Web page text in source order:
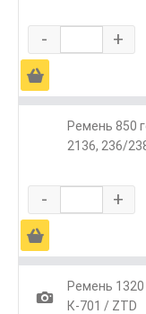
- +
Ä
Ремень 850
2136, 236/
- +
Ä
1
Ремень
К-701 / ZTD